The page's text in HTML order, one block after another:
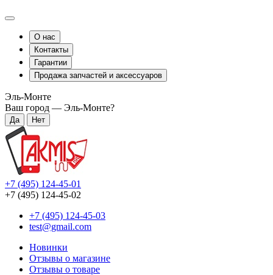
О нас
Контакты
Гарантии
Продажа запчастей и аксессуаров
Эль-Монте
Ваш город — Эль-Монте?
+7 (495) 124-45-01
+7 (495) 124-45-02
+7 (495) 124-45-03
test@gmail.com
Новинки
Отзывы о магазине
Отзывы о товаре